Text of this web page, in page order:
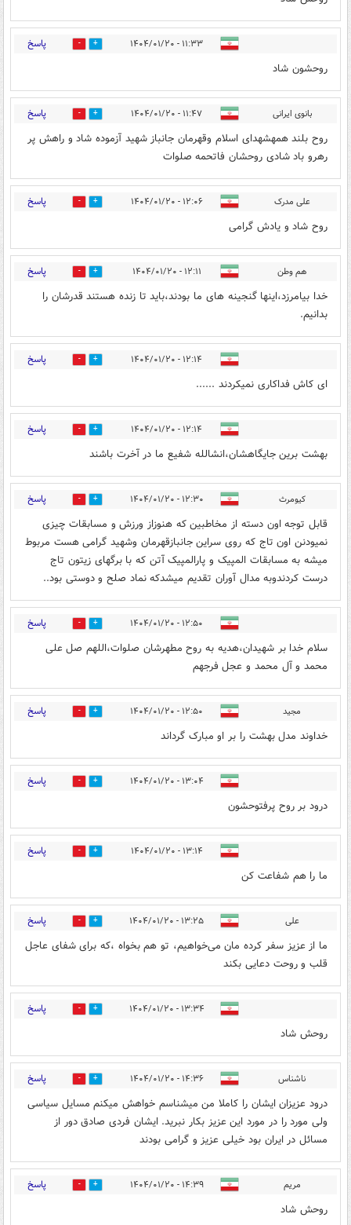
۱۱:۳۳ - ۱۴۰۴/۰۱/۲۰ 0 پاسخ
روحشون شاد
بانوی ایرانی ۱۱:۴۷ - ۱۴۰۴/۰۱/۲۰ 0 پاسخ
روح بلند همهشهدای اسلام وقهرمان جانباز شهید آزموده شاد و راهش پر
رهرو باد شادی روحشان فاتحمه صلوات
علی مدرک ۱۲:۰۶ - ۱۴۰۴/۰۱/۲۰ 0 پاسخ
روح شاد و یادش گرامی
هم وطن ۱۲:۱۱ - ۱۴۰۴/۰۱/۲۰ 0 پاسخ
خدا بیامرزد،اینها گنجینه های ما بودند،باید تا زنده هستند قدرشان را
بدانیم.
۱۲:۱۴ - ۱۴۰۴/۰۱/۲۰ 0 پاسخ
ای کاش فداکاری نمیکردند ......
۱۲:۱۴ - ۱۴۰۴/۰۱/۲۰ 0 پاسخ
بهشت برین جایگاهشان،انشالله شفیع ما در آخرت باشند
کیومرث ۱۲:۳۰ - ۱۴۰۴/۰۱/۲۰ 0 پاسخ
قابل توجه اون دسته از مخاطبین که هنوزاز ورزش و مسابقات چیزی
نمیودنن اون تاج که روی سراین جانبازقهرمان وشهید گرامی هست مربوط
میشه به مسابقات المپیک و پارالمپیک آتن که با برگهای زیتون تاج
درست کردندوبه مدال آوران تقدیم میشدکه نماد صلح و دوستی بود..
۱۲:۵۰ - ۱۴۰۴/۰۱/۲۰ 0 پاسخ
سلام خدا بر شهیدان،هدیه به روح مطهرشان صلوات،اللهم صل علی
محمد و آل محمد و عجل فرجهم
مجید ۱۲:۵۰ - ۱۴۰۴/۰۱/۲۰ 0 پاسخ
خداوند مدل بهشت را بر او مبارک گرداند
۱۳:۰۴ - ۱۴۰۴/۰۱/۲۰ 0 پاسخ
درود بر روح پرفتوحشون
۱۳:۱۴ - ۱۴۰۴/۰۱/۲۰ 0 پاسخ
ما را هم شفاعت کن
علی ۱۳:۲۵ - ۱۴۰۴/۰۱/۲۰ 0 پاسخ
ما از عزیز سفر کرده مان می‌خواهیم، تو هم بخواه ،که برای شفای عاجل
قلب و روحت دعایی بکند
۱۳:۳۴ - ۱۴۰۴/۰۱/۲۰ 0 پاسخ
روحش شاد
ناشناس ۱۴:۳۶ - ۱۴۰۴/۰۱/۲۰ 0 پاسخ
درود عزیزان ایشان را کاملا من میشناسم خواهش میکنم مسایل سیاسی
ولی مورد را در مورد این عزیز بکار نبرید. ایشان فردی صادق دور از
مسائل در ایران بود خیلی عزیز و گرامی بودند
مریم ۱۴:۳۹ - ۱۴۰۴/۰۱/۲۰ 0 پاسخ
روحش شاد